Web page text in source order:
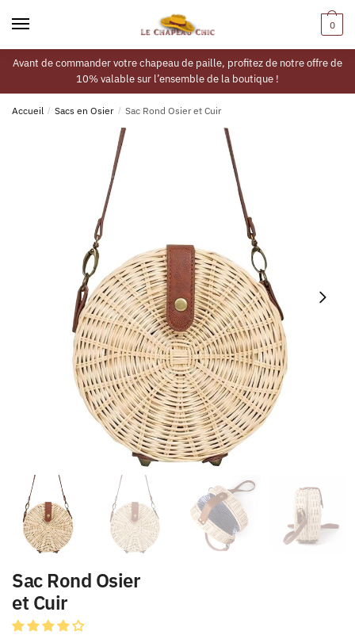
0
Avant de commander votre chapeau de paille, profitez de notre offre de
10% valable sur l’ensemble de la boutique !
Accueil / Sacs en Osier / Sac Rond Osier et Cuir
Sac Rond Osier
et Cuir